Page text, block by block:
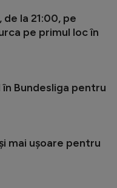
de la 21:00, pe
pe primul loc în
Bundesliga pentru
mai ușoare pentru